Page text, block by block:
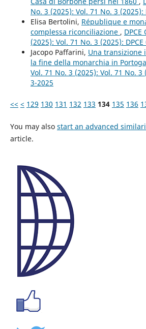
No. 3 (2025): Vol. 71 No. 3 (2025):
Elisa Bertolini, République e
complessa riconciliazione ,
(2025): Vol. 71 No. 3 (2025):
Jacopo Paffarini, Una transizione
la fine della monarchia in
Vol. 71 No. 3 (2025): Vol. 71 No. 3
3-2025
<< < 129 130 131 132 133 134 135 136
You may also start an advanced
article.